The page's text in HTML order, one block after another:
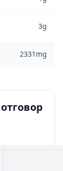
3g
2331mg